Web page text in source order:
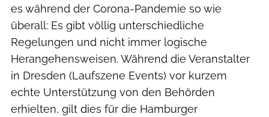
es während der Corona-Pandemie so wie
überall: Es gibt völlig unterschiedliche
Regelungen und nicht immer logische
Herangehensweisen. Während die Veranstalter
in Dresden (Laufszene Events) vor kurzem
echte Unterstützung von den Behörden
erhielten, gilt dies für die Hamburger